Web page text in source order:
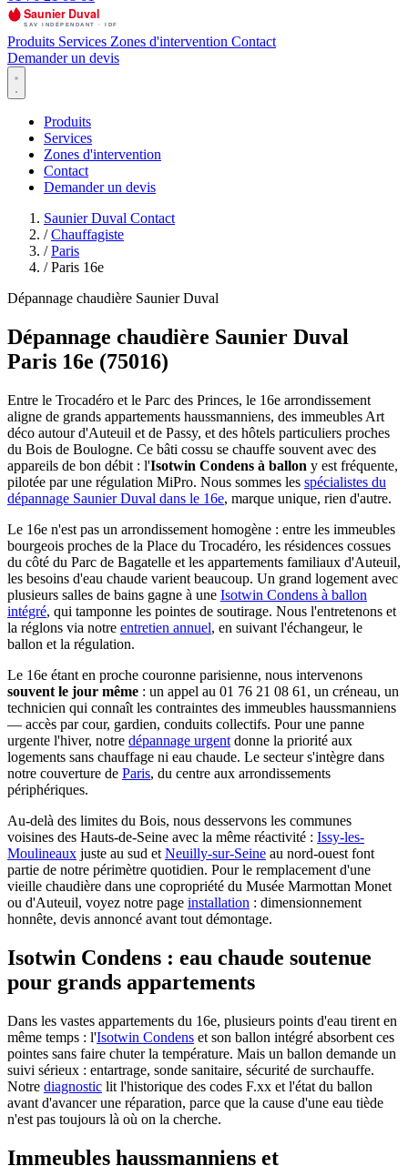
Produits Services Zones d'intervention Contact
Demander un devis
Produits
Services
Zones d'intervention
Contact
Demander un devis
Saunier Duval Contact
/ Chauffagiste
/ Paris
/ Paris 16e
Dépannage chaudière Saunier Duval
Dépannage chaudière Saunier Duval
Paris 16e (75016)
Entre le Trocadéro et le Parc des Princes, le 16e arrondissement
aligne de grands appartements haussmanniens, des immeubles Art
déco autour d'Auteuil et de Passy, et des hôtels particuliers proches
du Bois de Boulogne. Ce bâti cossu se chauffe souvent avec des
appareils de bon débit : l'Isotwin Condens à ballon y est fréquente,
pilotée par une régulation MiPro. Nous sommes les spécialistes du
dépannage Saunier Duval dans le 16e, marque unique, rien d'autre.
Le 16e n'est pas un arrondissement homogène : entre les immeubles
bourgeois proches de la Place du Trocadéro, les résidences cossues
du côté du Parc de Bagatelle et les appartements familiaux d'Auteuil,
les besoins d'eau chaude varient beaucoup. Un grand logement avec
plusieurs salles de bains gagne à une Isotwin Condens à ballon
intégré, qui tamponne les pointes de soutirage. Nous l'entretenons et
la réglons via notre entretien annuel, en suivant l'échangeur, le
ballon et la régulation.
Le 16e étant en proche couronne parisienne, nous intervenons
souvent le jour même : un appel au 01 76 21 08 61, un créneau, un
technicien qui connaît les contraintes des immeubles haussmanniens
— accès par cour, gardien, conduits collectifs. Pour une panne
urgente l'hiver, notre dépannage urgent donne la priorité aux
logements sans chauffage ni eau chaude. Le secteur s'intègre dans
notre couverture de Paris, du centre aux arrondissements
périphériques.
Au-delà des limites du Bois, nous desservons les communes
voisines des Hauts-de-Seine avec la même réactivité : Issy-les-
Moulineaux juste au sud et Neuilly-sur-Seine au nord-ouest font
partie de notre périmètre quotidien. Pour le remplacement d'une
vieille chaudière dans une copropriété du Musée Marmottan Monet
ou d'Auteuil, voyez notre page installation : dimensionnement
honnête, devis annoncé avant tout démontage.
Isotwin Condens : eau chaude soutenue
pour grands appartements
Dans les vastes appartements du 16e, plusieurs points d'eau tirent en
même temps : l'Isotwin Condens et son ballon intégré absorbent ces
pointes sans faire chuter la température. Mais un ballon demande un
suivi sérieux : entartrage, sonde sanitaire, sécurité de surchauffe.
Notre diagnostic lit l'historique des codes F.xx et l'état du ballon
avant d'avancer une réparation, parce que la cause d'une eau tiède
n'est pas toujours là où on la cherche.
Immeubles haussmanniens et